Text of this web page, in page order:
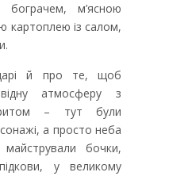
бограчем, м’ясною
картоплею із салом,
й про те, щоб
атмосферу з
– тут були
а просто неба
майстрували бочки,
у великому